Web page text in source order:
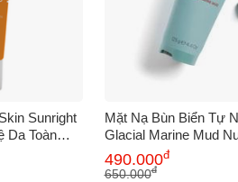
Sunright
Da Toàn
và Tổn
Loại Da
Mặt Nạ Bùn Biển Tự
Glacial Marine Mud
Giúp Làm Sạch Da,
Mụn, Cấp Ẩm Hiệu Quả
490.000đ
650.000đ